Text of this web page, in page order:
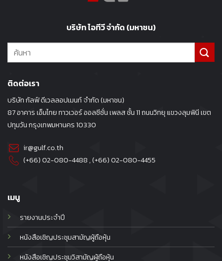
บริษัท ไอทีวี จำกัด (มหาชน)
เมนู
รายงานประจำปี
หนังสือเชิญประชุมสามัญผู้ถือหุ้น
หนังสือเชิญประชุมวิสามัญผู้ถือหุ้น
ติดต่อเรา
บริษัท กัลฟ์ ดีเวลลอปเมนท์ จำกัด (มหาชน)
87 อาคาร เอ็มไทย ทาวเวอร์ ออลซีซั่น เพลส ชั้น 11 ถนนวิทยุ แขวงลุมพินี เขต
ปทุมวัน กรุงเทพมหานคร 10330
ir@gulf.co.th
(+66) 02-080-4488 , (+66)02-080-4455